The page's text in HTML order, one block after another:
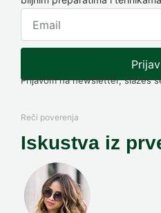
Prijavom na newsletter, slažeš
Reči poverenja
Iskustva iz